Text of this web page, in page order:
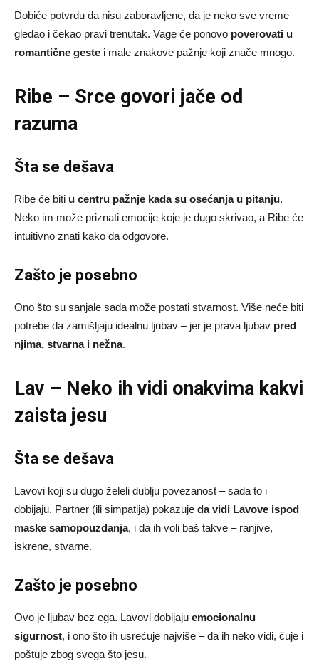
Dobiće potvrdu da nisu zaboravljene, da je neko sve vreme
gledao i čekao pravi trenutak. Vage će ponovo poverovati u
romantične geste i male znakove pažnje koji znače mnogo.
Ribe – Srce govori jače od
razuma
Šta se dešava
Ribe će biti u centru pažnje kada su osećanja u pitanju.
Neko im može priznati emocije koje je dugo skrivao, a Ribe će
intuitivno znati kako da odgovore.
Zašto je posebno
Ono što su sanjale sada može postati stvarnost. Više neće biti
potrebe da zamišljaju idealnu ljubav – jer je prava ljubav pred
njima, stvarna i nežna.
Lav – Neko ih vidi onakvima kakvi
zaista jesu
Šta se dešava
Lavovi koji su dugo želeli dublju povezanost – sada to i
dobijaju. Partner (ili simpatija) pokazuje da vidi Lavove ispod
maske samopouzdanja, i da ih voli baš takve – ranjive,
iskrene, stvarne.
Zašto je posebno
Ovo je ljubav bez ega. Lavovi dobijaju emocionalnu
sigurnost, i ono što ih usrećuje najviše – da ih neko vidi, čuje i
poštuje zbog svega što jesu.